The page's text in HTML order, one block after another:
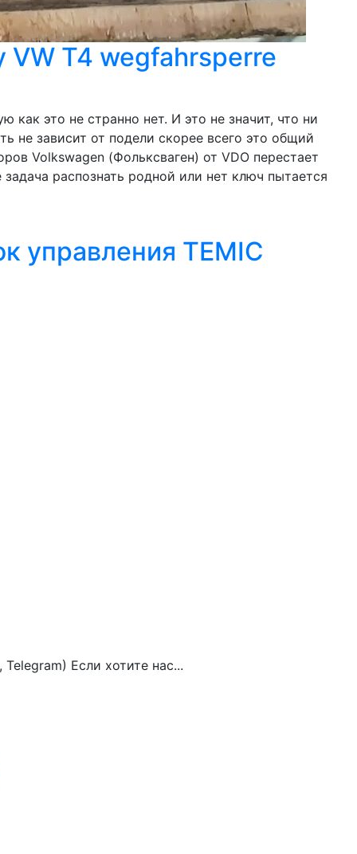
VW T4 wegfahrsperre
это не странно нет. И это не значит, что ни
не зависит от подели скорее всего это общий
Volkswagen (Фольксваген) от VDO перестает
распознать родной или нет ключ пытается
управления TEMIC
Если хотите нас...